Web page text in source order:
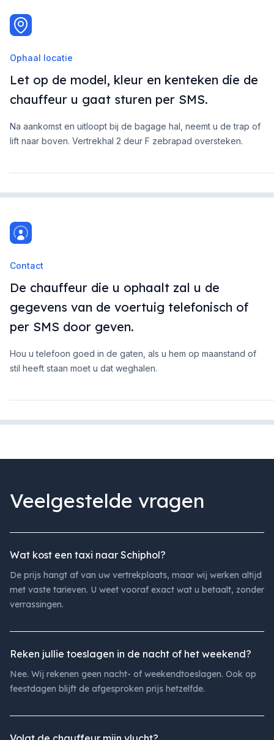
Ophaal locatie
Let op de model, kleur en kenteken die de
chauffeur u gaat sturen per SMS.
Na aankomst en uitloopt bij de bagage hal, neemt u de trap of
lift naar boven. Vertrekhal 2 deur F zebrapad oversteken.
Contact
De chauffeur die u ophaalt zal u de
gegevens van de voertuig telefonisch of
per SMS door geven.
Hou u telefoon goed in de gaten, als u hem op maanstand of
stil heeft staan moet u dat weghalen.
Veelgestelde vragen
Wat kost een taxi naar Schiphol?
De prijs hangt af van uw vertrekplaats, maar wij werken altijd
met vaste tarieven. U weet vooraf exact wat u betaalt, zonder
verrassingen.
Reken jullie toeslagen in de nacht of het weekend?
Nee. Wij rekenen geen nacht- of weekendtoeslagen. Ook op
feestdagen blijft de afgesproken prijs hetzelfde.